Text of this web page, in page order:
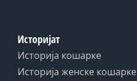
Историјат
Историја кошарке
Историја женске кошарке